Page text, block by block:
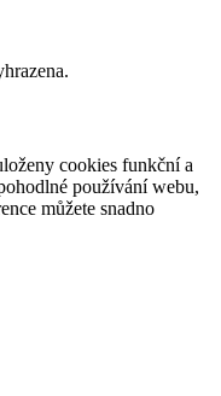
cookies funkční a
používání webu,
můžete snadno